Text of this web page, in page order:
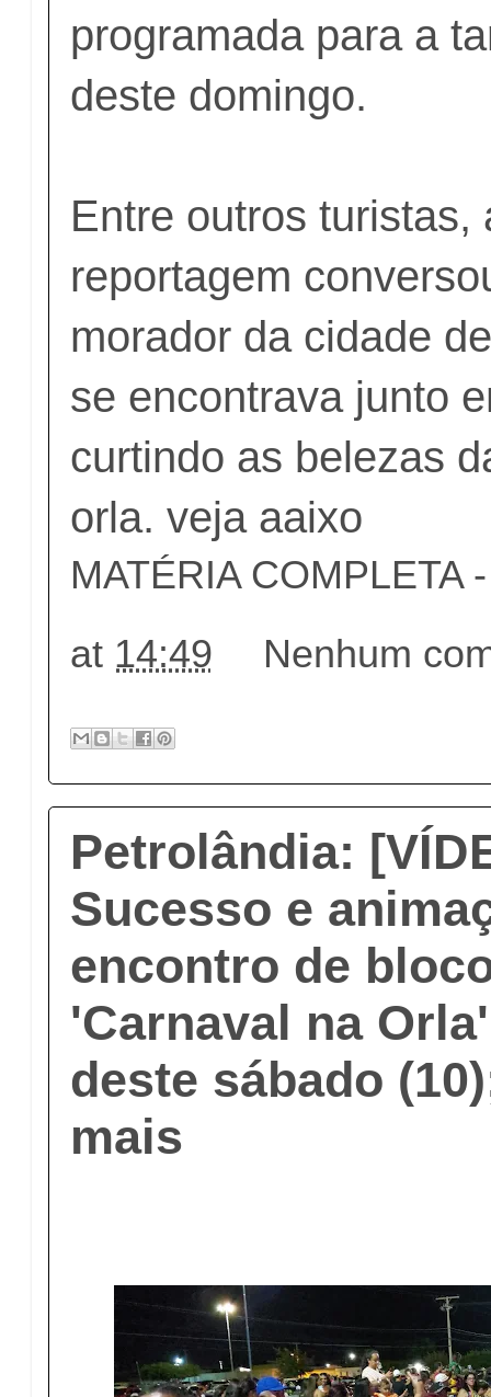
programada para a
deste domingo.
Entre outros turistas,
reportagem
morador da cidade
se encontrava junto
curtindo as belezas
orla. veja aaixo
MATÉRIA COMPLETA
at 14:49 Nenhum
Petrolândia:
Sucesso e
encontro de
'Carnaval na
deste sábado
mais